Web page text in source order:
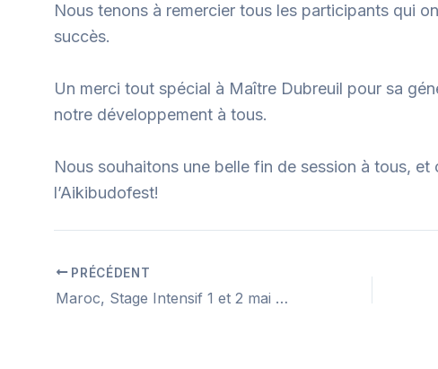
Nous tenons à remercier tous les participants qui
succès.
Un merci tout spécial à Maître Dubreuil pour sa
notre développement à tous.
Nous souhaitons une belle fin de session à tous, et
l’Aikibudofest!
Navigation
des
PRÉCÉDENT
Maroc, Stage Intensif 1 et 2 mai 2026